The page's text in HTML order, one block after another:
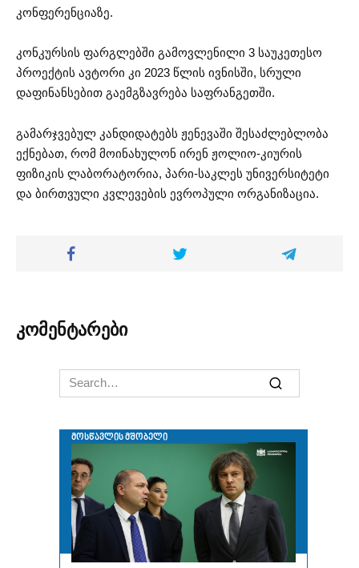
კონფერენციაზე.
კონკურსის ფარგლებში გამოვლენილი 3 საუკეთესო
პროექტის ავტორი კი 2023 წლის ივნისში, სრული
დაფინანსებით გაემგზავრება საფრანგეთში.
გამარჯვებულ კანდიდატებს ჟენევაში შესაძლებლობა
ექნებათ, რომ მოინახულონ ირენ ჟოლიო-კიურის
ფიზიკის ლაბორატორია, პარი-საკლეს უნივერსიტეტი
და ბირთვული კვლევების ევროპული ორგანიზაცია.
კომენტარები
Search
for: